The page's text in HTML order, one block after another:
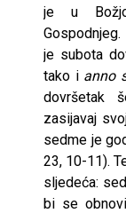
je u
je subota
tako i anno
dovršetak
zasijavaj
sedme je
23, 10-11).
sljedeća:
bi se